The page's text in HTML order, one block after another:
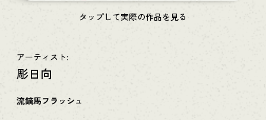
タップして実際の作品を見る
アーティスト:
彫日向
流鏑馬フラッシュ